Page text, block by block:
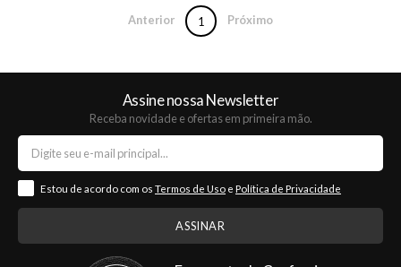
Anterior 1 Próximo
Assine nossa Newsletter
Receba novidade e ofertas em primeira mão.
Estou de acordo com os Termos de Uso e Política de Privacidade